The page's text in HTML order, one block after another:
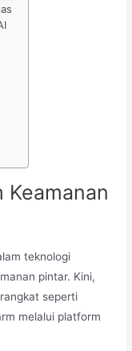
Keamanan
teknologi
pintar. Kini,
seperti
melalui platform